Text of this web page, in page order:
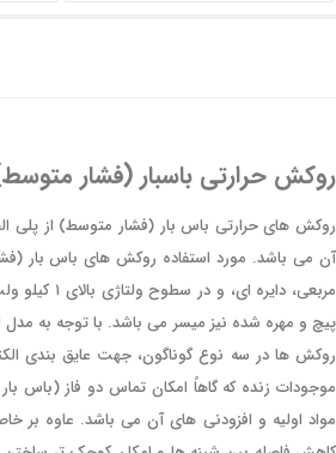
روکش حرارتی باسبار (فشار
روکش های حرارتی باس بار (فشار متوسط) از پلی
آن می باشد. مورد استفاده روکش های باس بار
مربعی،
پیچ و مهره شده نیز میسر می باشد. با توجه به مدل
موجودات زنده که گاهاً امکان تماس دو فاز (باس
مواد اولیه و افزودنی های آن می باشد. عاوه بر